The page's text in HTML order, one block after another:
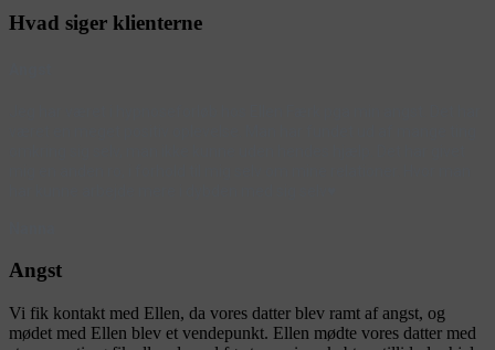
Hvad siger klienterne
Angst
Vi fik kontakt med Ellen, da vores datter blev ramt af angst, og
mødet med Ellen blev et vendepunkt. Ellen mødte vores datter med